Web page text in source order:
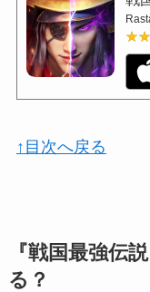
↑目次へ戻る
『戦国最強伝
る？